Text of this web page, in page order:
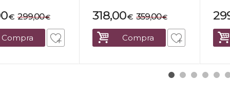
€ €
299,00
Compra
€
318,00 €
359,00
Compra